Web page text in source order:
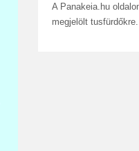
A Panakeia.hu
megjelölt tusfürdőkre.